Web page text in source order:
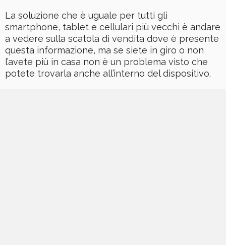
La soluzione che è uguale per tutti gli
smartphone, tablet e cellulari più vecchi è andare
a vedere sulla scatola di vendita dove è presente
questa informazione, ma se siete in giro o non
l’avete più in casa non è un problema visto che
potete trovarla anche all’interno del dispositivo.